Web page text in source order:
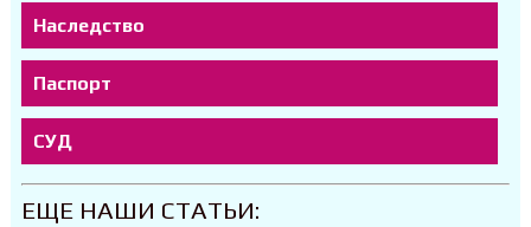
Наследство
Паспорт
СУД
ЕЩЕ НАШИ СТАТЬИ: